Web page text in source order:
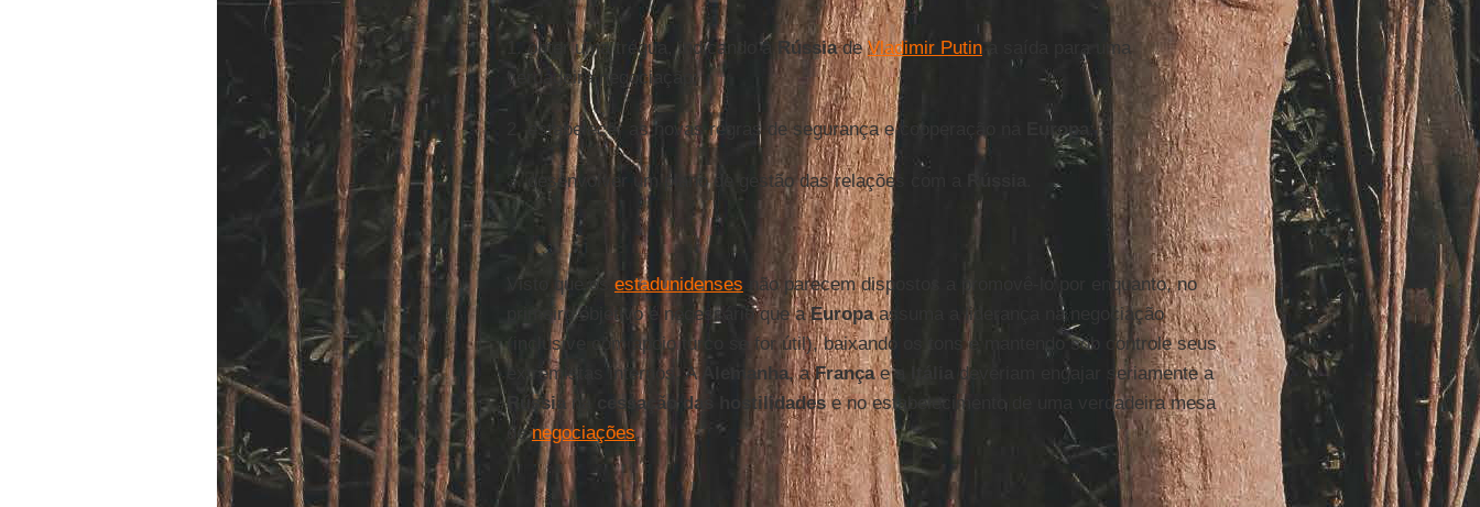
1. obter uma trégua, indicando à RússiadeVladimir Putina saída para uma
verdadeira negociação;
2. estabelecer as novas regras de segurança e cooperação na Europa
3. desenvolver um plano de gestão das relações com a
Visto que os estadunidenses não parecem dispostos a promovê-lo por enquanto, no
primeiro objetivo é necessário que aEuropaassuma a liderança na negociação
(inclusive com apoio turco se for útil), baixando os tons e mantendo sob controle seus
extremistas internos. A
Alemanha, aFrançae a
deveriam engajar seriamente a
Rússiana cessação das hostilidadese no estabelecimento de uma verdadeira mesa
denegociações.